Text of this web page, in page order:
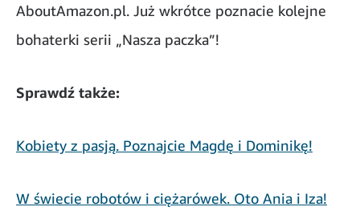
AboutAmazon.pl. Już wkrótce poznacie kolejne
bohaterki serii „Nasza paczka”!
Sprawdź także:
Kobiety z pasją. Poznajcie Magdę i Dominikę!
W świecie robotów i ciężarówek. Oto Ania i Iza!